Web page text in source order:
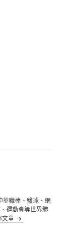
華職棒、籃球、網
運動會等世界體
文章